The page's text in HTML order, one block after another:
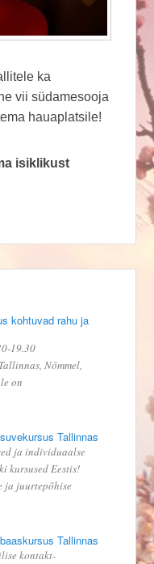
ka
vii südamesooja
hauaplatsile!
isiklikust
kohtuvad rahu ja
19.30
Nõmmel,
on
Tallinnas
ja individuaalse
kursused Eestis!
ja juurtepõhise
Tallinnas
kontakt-